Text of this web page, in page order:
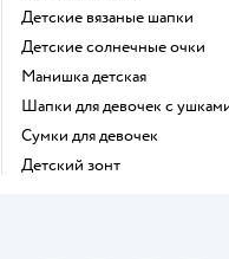
Детские вязаные шапки
Детские солнечные очки
Манишка детская
Шапки для девочек с
Сумки для девочек
Детский зонт